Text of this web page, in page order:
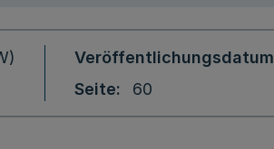
Veröffentlichungsdatum
Seite
60